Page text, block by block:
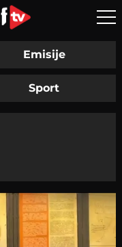
Emisije
Sport